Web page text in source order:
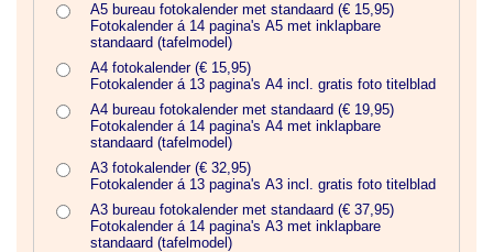
A5 bureau fotokalender met standaard (€ 15,95)
Fotokalender á 14 pagina's A5 met inklapbare
standaard (tafelmodel)
A4 fotokalender (€ 15,95)
Fotokalender á 13 pagina's A4 incl. gratis foto titelblad
A4 bureau fotokalender met standaard (€ 19,95)
Fotokalender á 14 pagina's A4 met inklapbare
standaard (tafelmodel)
A3 fotokalender (€ 32,95)
Fotokalender á 13 pagina's A3 incl. gratis foto titelblad
A3 bureau fotokalender met standaard (€ 37,95)
Fotokalender á 14 pagina's A3 met inklapbare
standaard (tafelmodel)